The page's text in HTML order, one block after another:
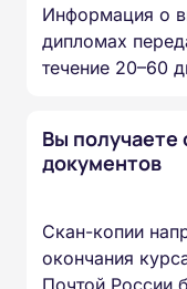
Информация о
дипломах
течение 20–60
Вы получаете
документов
Скан-копии
окончания